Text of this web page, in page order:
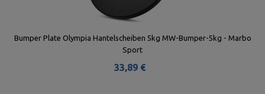
Bumper Plate Olympia Hantelscheiben 5kg MW-Bumper-5kg - Marbo
Sport
33,89 €